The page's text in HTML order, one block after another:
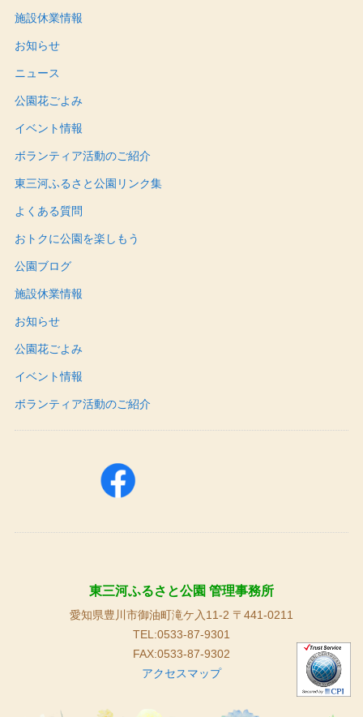
施設休業情報
お知らせ
ニュース
公園花ごよみ
イベント情報
ボランティア活動のご紹介
東三河ふるさと公園リンク集
よくある質問
おトクに公園を楽しもう
公園ブログ
施設休業情報
お知らせ
公園花ごよみ
イベント情報
ボランティア活動のご紹介
東三河ふるさと公園 管理事務所
愛知県豊川市御油町滝ケ入11-2 〒441-0211
TEL:0533-87-9301
FAX:0533-87-9302
アクセスマップ